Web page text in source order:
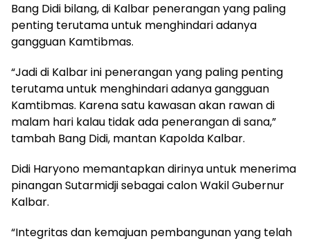
Bang Didi bilang, di Kalbar penerangan yang paling
penting terutama untuk menghindari adanya
gangguan Kamtibmas.
“Jadi di Kalbar ini penerangan yang paling penting
terutama untuk menghindari adanya gangguan
Kamtibmas. Karena satu kawasan akan rawan di
malam hari kalau tidak ada penerangan di sana,”
tambah Bang Didi, mantan Kapolda Kalbar.
Didi Haryono memantapkan dirinya untuk menerima
pinangan Sutarmidji sebagai calon Wakil Gubernur
Kalbar.
“Integritas dan kemajuan pembangunan yang telah